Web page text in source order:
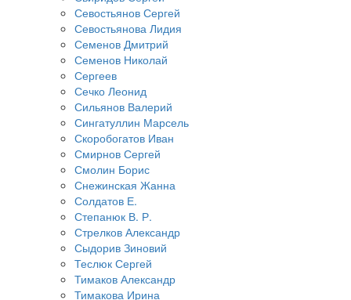
Севостьянов Сергей
Севостьянова Лидия
Семенов Дмитрий
Семенов Николай
Сергеев
Сечко Леонид
Сильянов Валерий
Сингатуллин Марсель
Скоробогатов Иван
Смирнов Сергей
Смолин Борис
Снежинская Жанна
Солдатов Е.
Степанюк В. Р.
Стрелков Александр
Сыдорив Зиновий
Теслюк Сергей
Тимаков Александр
Тимакова Ирина